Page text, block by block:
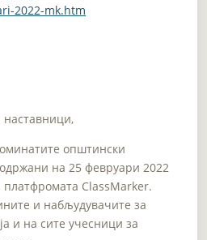
2022-mk.htm
општински
на 25 февруари 2022
ClassMarker.
и набљудувачите за
и на сите учесници за